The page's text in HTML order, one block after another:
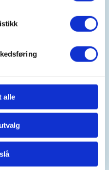
alle
kan lånes ut for